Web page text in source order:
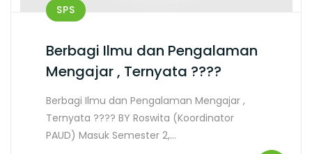
SPS
Berbagi Ilmu dan Pengalaman
Mengajar , Ternyata ????
Berbagi Ilmu dan Pengalaman Mengajar ,
Ternyata ???? BY Roswita (Koordinator
PAUD) Masuk Semester 2,…